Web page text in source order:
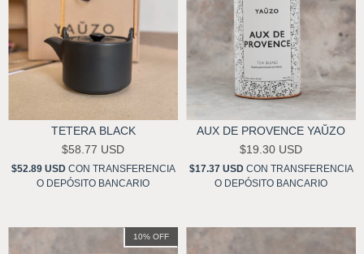
TETERA BLACK
$58.77 USD
$52.89 USD CON TRANSFERENCIA
O DEPÓSITO BANCARIO
AUX DE PROVENCE YAŬZO
$19.30 USD
$17.37 USD CON TRANSFERENCIA
O DEPÓSITO BANCARIO
10% OFF